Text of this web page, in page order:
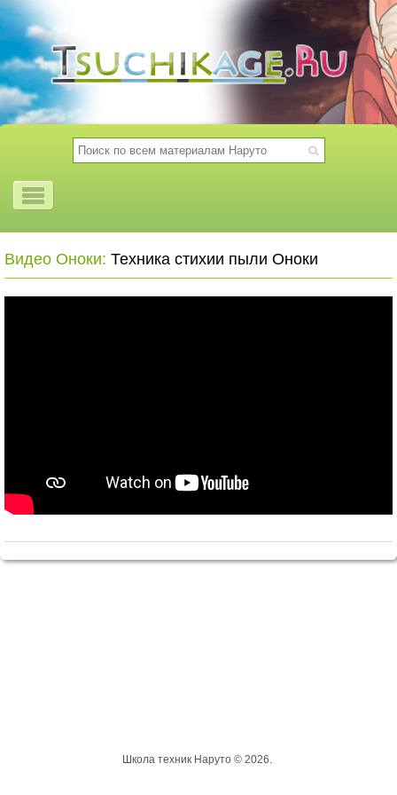
Видео Оноки: Техника стихии пыли Оноки
Школа техник Наруто © 2026.